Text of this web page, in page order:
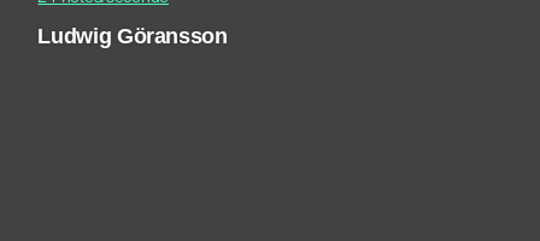
Ludwig Göransson